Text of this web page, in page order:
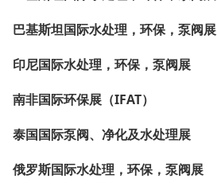
巴基斯坦国际水处理，环保，泵阀展
印尼国际水处理，环保，泵阀展
南非国际环保展（IFAT）
泰国国际泵阀、净化及水处理展
俄罗斯国际水处理，环保，泵阀展